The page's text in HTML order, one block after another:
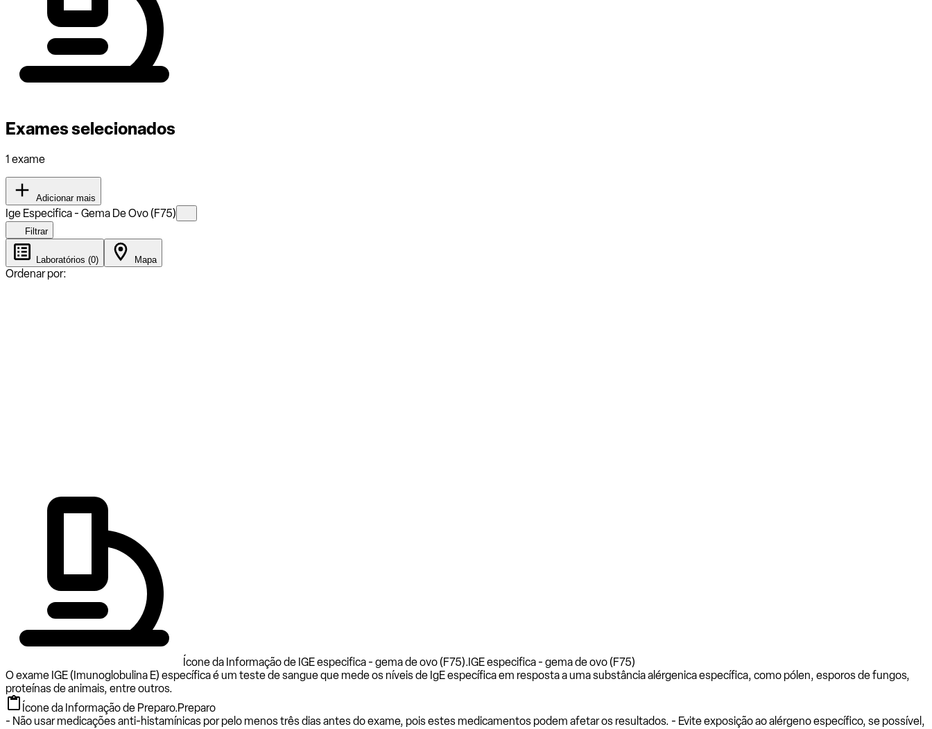
Exames selecionados
1 exame
Adicionar mais
Ige Especifica - Gema De Ovo (F75)
Filtrar
Laboratórios (0) Mapa
Ordenar por:
Ícone da Informação de IGE especifica - gema de ovo (F75).IGE especifica - gema de ovo (F75)
O exame IGE (Imunoglobulina E) específica é um teste de sangue que mede os níveis de IgE específica em resposta a uma substância alérgenica específica, como pólen, esporos de fungos,
proteínas de animais, entre outros.
Ícone da Informação de Preparo.Preparo
- Não usar medicações anti-histamínicas por pelo menos três dias antes do exame, pois estes medicamentos podem afetar os resultados. - Evite exposição ao alérgeno específico, se possível,